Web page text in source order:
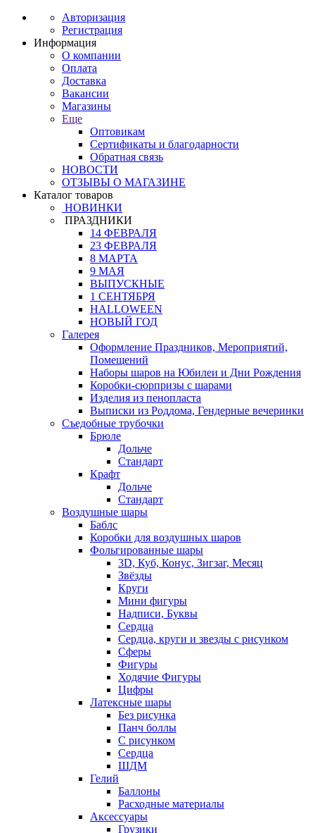
Авторизация
Регистрация
Информация
О компании
Оплата
Доставка
Вакансии
Магазины
Еще
Оптовикам
Сертификаты и благодарности
Обратная связь
НОВОСТИ
ОТЗЫВЫ О МАГАЗИНЕ
Каталог товаров
НОВИНКИ
ПРАЗДНИКИ
14 ФЕВРАЛЯ
23 ФЕВРАЛЯ
8 МАРТА
9 МАЯ
ВЫПУСКНЫЕ
1 СЕНТЯБРЯ
HALLOWEEN
НОВЫЙ ГОД
Галерея
Оформление Праздников, Мероприятий,
Помещений
Наборы шаров на Юбилеи и Дни Рождения
Коробки-сюрпризы с шарами
Изделия из пенопласта
Выписки из Роддома, Гендерные вечеринки
Съедобные трубочки
Брюле
Дольче
Стандарт
Крафт
Дольче
Стандарт
Воздушные шары
Баблс
Коробки для воздушных шаров
Фольгированные шары
3D, Куб, Конус, Зигзаг, Месяц
Звёзды
Круги
Мини фигуры
Надписи, Буквы
Сердца
Сердца, круги и звезды с рисунком
Сферы
Фигуры
Ходячие Фигуры
Цифры
Латексные шары
Без рисунка
Панч боллы
С рисунком
Сердца
ШДМ
Гелий
Баллоны
Расходные материалы
Аксессуары
Грузики